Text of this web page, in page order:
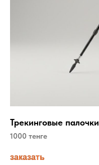
Трекинговые палочки
1000 тенге
заказать